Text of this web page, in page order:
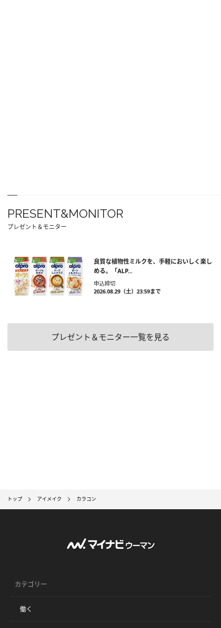
PRESENT&MONITOR
プレゼント＆モニター
良質な植物性ミルクを、手軽においしく楽し
める。「ALP...
申込締切
2026.08.29（土）23:59まで
プレゼント＆モニター一覧を見る
トップ アイメイク カラコン
カテゴリー
働く